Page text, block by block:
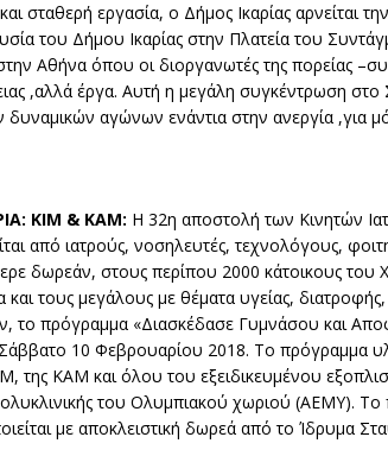
σταθερή εργασία, ο Δήμος Ικαρίας αρνείται
του Δήμου Ικαρίας στην Πλατεία του
Αθήνα όπου οι διοργανωτές της πορείας
,αλλά έργα. Αυτή η μεγάλη συγκέντρωση
αγώνων ενάντια στην ανεργία ,για
ΚΙΜ & ΚΑΜ: H 32η αποστολή των Κινητών
από ιατρούς, νοσηλευτές, τεχνολόγους,
δωρεάν, στους περίπου 2000 κάτοικους
και τους μεγάλους με θέματα υγείας,
πρόγραμμα «Διασκέδασε Γυμνάσου και
10 Φεβρουαρίου 2018. Το πρόγραμμα
ΚΑΜ και όλου του εξειδικευμένου
Πολυκλινικής του Ολυμπιακού χωριού (ΑΕΜΥ).
με αποκλειστική δωρεά από το Ίδρυμα